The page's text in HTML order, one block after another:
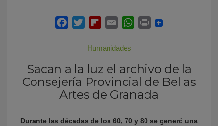
Humanidades
Sacan a la luz el archivo de la
Consejería Provincial de Bellas
Artes de Granada
Durante las décadas de los 60, 70 y 80 se generó una